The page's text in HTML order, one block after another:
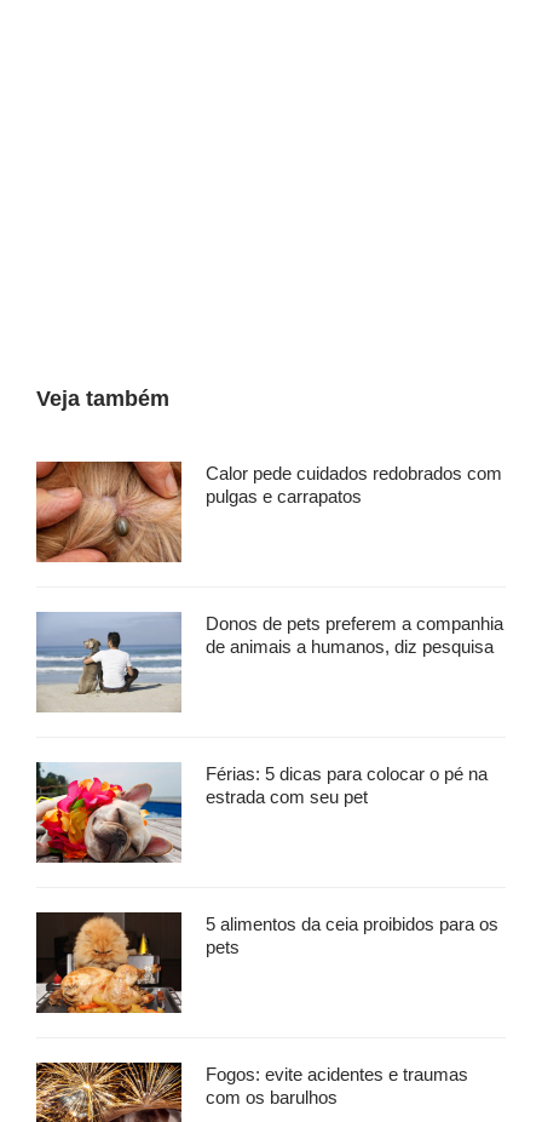
Veja também
Calor pede cuidados redobrados com
pulgas e carrapatos
Donos de pets preferem a companhia
de animais a humanos, diz pesquisa
Férias: 5 dicas para colocar o pé na
estrada com seu pet
5 alimentos da ceia proibidos para os
pets
Fogos: evite acidentes e traumas
com os barulhos